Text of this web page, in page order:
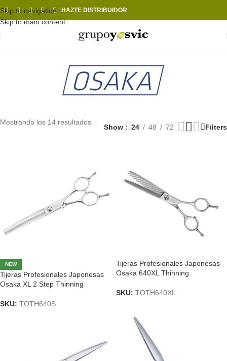
Skip to navigation
Skip to main content
HAZTE DISTRIBUIDOR
Mostrando los 14 resultados
Show 24 48 72 Filters
NEW
Tijeras Profesionales Japonesas
Osaka XL 2 Step Thinning
SKU: TOTH640S
Tijeras Profesionales Japonesas
Osaka 640XL Thinning
SKU: TOTH640XL